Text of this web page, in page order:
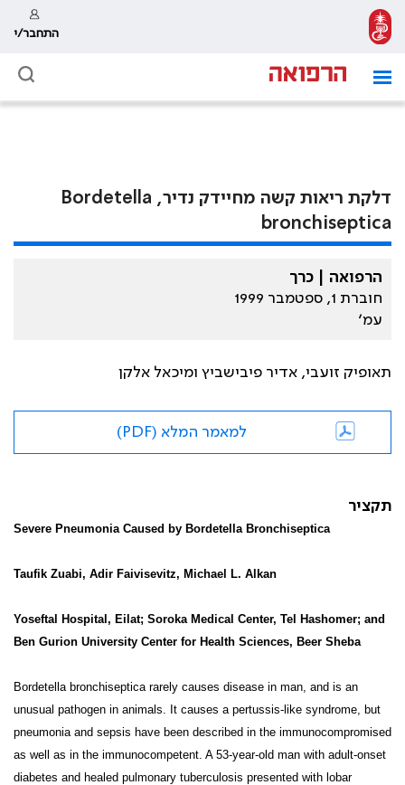
התחבר/י
דלקת ריאות קשה מחיידק נדיר, Bordetella
bronchiseptica
הרפואה | כרך
חוברת 1, ספטמבר 1999
עמ׳
תאופיק זועבי, אדיר פיבישביץ ומיכאל אלקן
למאמר המלא (PDF)
תקציר
Severe Pneumonia Caused by Bordetella Bronchiseptica
Taufik Zuabi, Adir Faivisevitz, Michael L. Alkan
Yoseftal Hospital, Eilat; Soroka Medical Center, Tel Hashomer; and
Ben Gurion University Center for Health Sciences, Beer Sheba
Bordetella bronchiseptica rarely causes disease in man, and is an
unusual pathogen in animals. It causes a pertussis-like syndrome, but
pneumonia and sepsis have been described in the immunocompromised
as well as in the immunocompetent. A 53-year-old man with adult-onset
diabetes and healed pulmonary tuberculosis presented with lobar